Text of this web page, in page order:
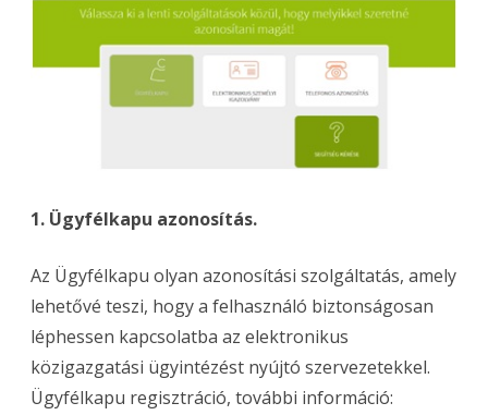
1. Ügyfélkapu azonosítás.
Az Ügyfélkapu olyan azonosítási szolgáltatás, amely
lehetővé teszi, hogy a felhasználó biztonságosan
léphessen kapcsolatba az elektronikus
közigazgatási ügyintézést nyújtó szervezetekkel.
Ügyfélkapu regisztráció, további információ: